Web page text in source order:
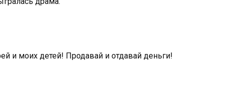
и моих детей! Продавай и отдавай деньги!